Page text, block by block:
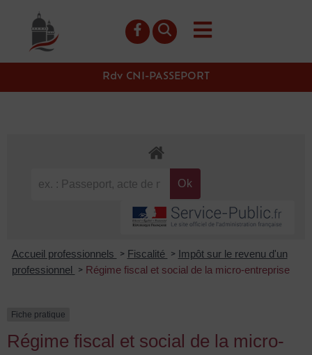
principal
Rdv CNI-PASSEPORT
Accueil professionnels > Fiscalité > Impôt sur le revenu d'un
professionnel
> Régime fiscal et social de la micro-entreprise
Fiche pratique
Régime fiscal et social de la micro-